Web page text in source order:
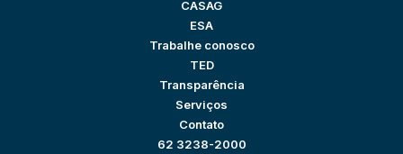
CASAG
ESA
Trabalhe conosco
TED
Transparência
Serviços
Contato
62 3238-2000